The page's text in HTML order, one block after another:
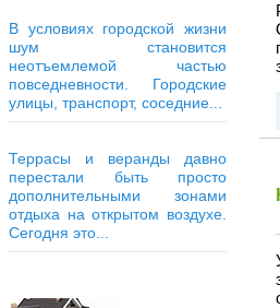
В условиях городской жизни
шум становится
неотъемлемой частью
повседневности. Городские
улицы, транспорт, соседние...
Террасы и веранды давно
перестали быть просто
дополнительными зонами
отдыха на открытом воздухе.
Сегодня это...